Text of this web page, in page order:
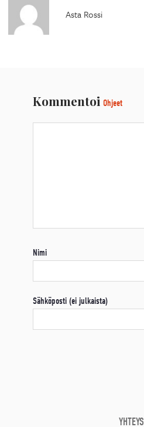
Asta Rossi
Kommentoi Ohjeet
Nimi
Sähköposti (ei julkaista)
YHTEYS